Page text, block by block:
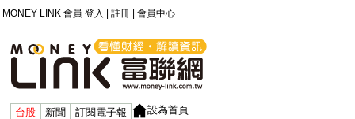
MONEY LINK 會員 登入 註冊 會員中心
台股 新聞 訂閱電子報 設為首頁